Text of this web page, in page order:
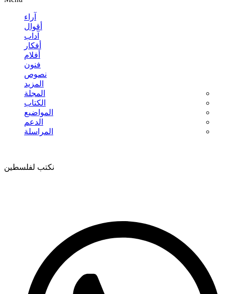
آراء
أقوال
آداب
أفكار
أفلام
فنون
نصوص
المزيد
المجلة
الكتاب
المواضيع
الدعم
المراسلة
نكتب لفلسطين